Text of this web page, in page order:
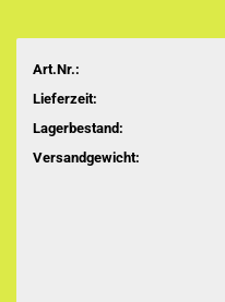
Art.Nr.:
Lieferzeit:
Lagerbestand:
Versandgewicht: